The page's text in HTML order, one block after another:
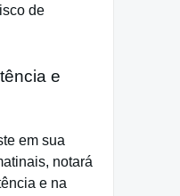
de
e
em sua
notará
e na